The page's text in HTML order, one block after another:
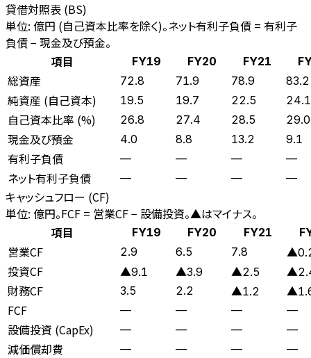
貸借対照表 (BS)
単位: 億円 (自己資本比率を除く)。ネット有利子負債 = 有利子
負債 − 現金及び預金。
項目
FY19 FY20 FY21
総資産 72.8 71.9 78.9 83.2
純資産 (自己資本) 19.5 19.7 22.5 24.1
自己資本比率 (%) 26.8 27.4 28.5 29.0
現金及び預金 4.0 8.8 13.2 9.1
有利子負債 — — — —
ネット有利子負債 — — — —
キャッシュフロー (CF)
単位: 億円。FCF = 営業CF − 設備投資。▲はマイナス。
項目
FY19 FY20 FY21
営業CF 2.9 6.5 7.8
投資CF ▲9.1 ▲3.9 ▲2.5
財務CF 3.5 2.2 ▲1.2
FCF — — — —
設備投資 (CapEx) — — — —
減価償却費 — — — —